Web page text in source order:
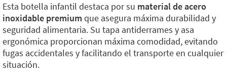
Esta botella infantil destaca por su material de acero
inoxidable premium que asegura máxima durabilidad y
seguridad alimentaria. Su tapa antiderrames y asa
ergonómica proporcionan máxima comodidad, evitando
fugas accidentales y facilitando el transporte en cualquier
situación.